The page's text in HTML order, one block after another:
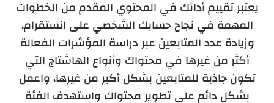
يعتبر تقييم أدائك في المحتوي المقدم من الخطوات
المهمة في نجاح حسابك الشخصي على انستقرام،
وزيادة عدد المتابعين عبر دراسة المؤشرات الفعالة
أكثر من غيرها في محتواك وأنواع الهاشتاج التي
تكون جاذبة للمتابعين بشكل أكبر من غيرها، واعمل
بشكل دائم على تطوير محتواك واستهدف الفئة